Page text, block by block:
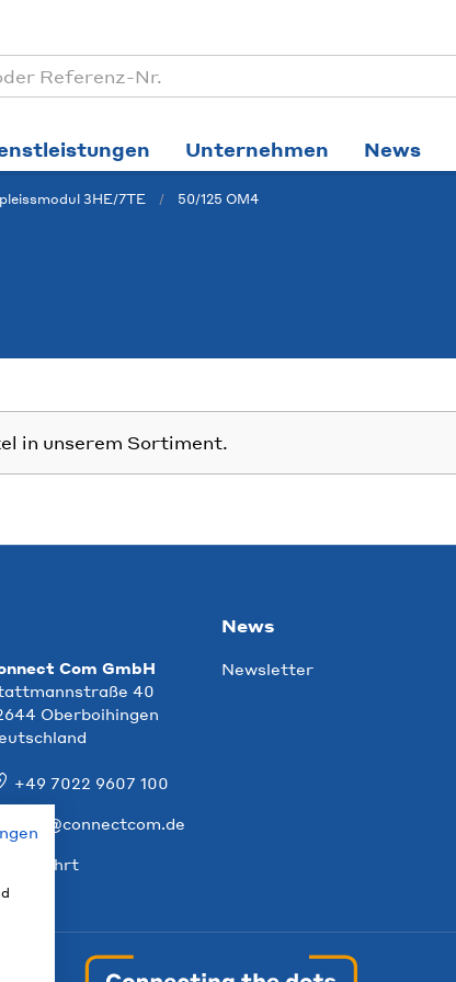
Unternehmen News
3HE/7TE 50/125 OM4
in unserem Sortiment.
Com GmbH
40
Oberboihingen
+49 7022 9607 100
info@connectcom.de
Anfahrt
News
Newsletter